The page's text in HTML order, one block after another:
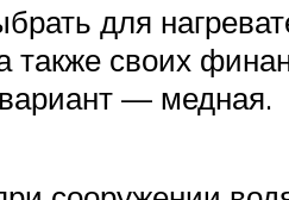
для
своих
— медная.